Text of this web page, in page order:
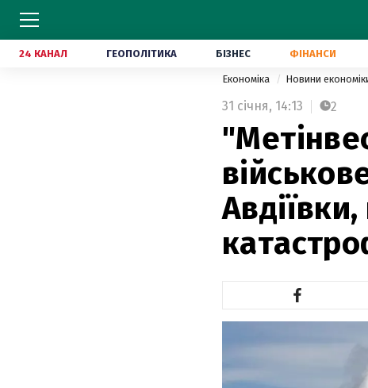
24 КАНАЛ ГЕОПОЛІТИКА БІЗНЕС ФІНАНСИ
Економіка Новини
31 січня, 14:13 2